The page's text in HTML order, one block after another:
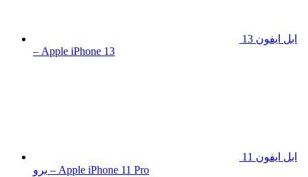
ابل ايفون 13
– Apple iPhone 13
ابل ايفون 11
برو – Apple iPhone 11 Pro